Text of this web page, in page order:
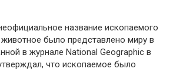
название ископаемого
было представлено миру в
в журнале National Geographic в
что ископаемое было